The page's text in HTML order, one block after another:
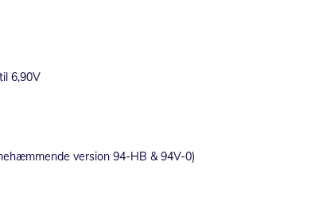
6,90V
version 94-HB & 94V-0)